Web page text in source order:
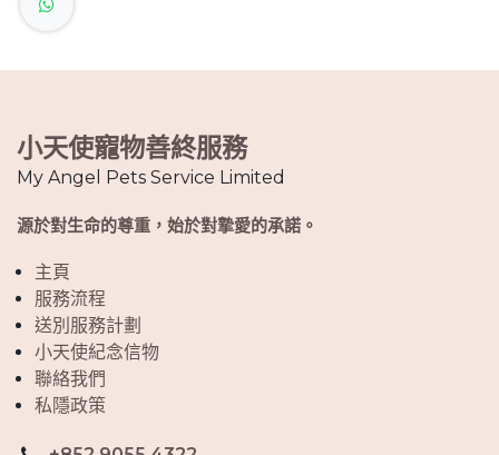
小天使寵物善終服務
My Angel Pets Service Limited
源於對生命的尊重，始於對摯愛的承諾。
主頁
服務流程
送別服務計劃
小天使紀念信物
聯絡我們
私隱政策